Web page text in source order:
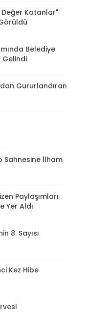
Değer Katanlar"
Belediye
Gelindi
Gururlandıran
Sahnesine İlham
Paylaşımları
Yer Aldı
8. Sayısı
Kez Hibe